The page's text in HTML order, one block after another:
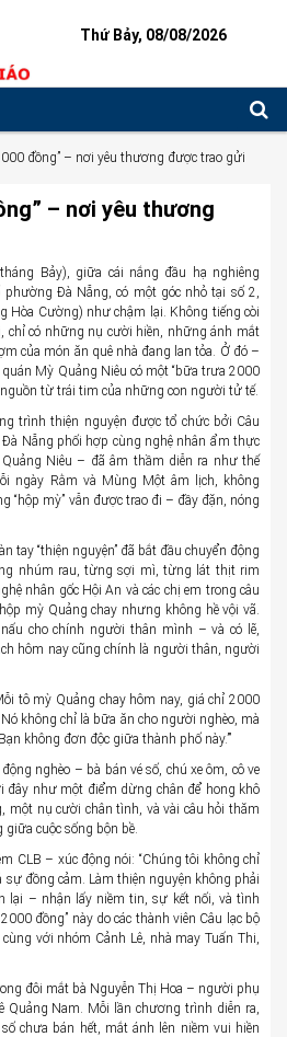
Thứ Bảy, 08/08/2026
đồng” – nơi yêu thương được trao gửi
– nơi yêu thương
Bảy), giữa cái nắng đầu hạ nghiêng
phường Đà Nẵng, có một góc nhỏ tại số 2,
Hòa Cường) như chậm lại. Không tiếng còi
chỉ có những nụ cười hiền, những ánh mắt
của món ăn quê nhà đang lan tỏa. Ở đó –
Mỳ Quảng Niêu có một “bữa trưa 2000
từ trái tim của những con người tử tế.
trình thiện nguyện được tổ chức bởi Câu
Đà Nẵng phối hợp cùng nghệ nhân ẩm thực
Niêu – đã âm thầm diễn ra như thế
ngày Rằm và Mùng Một âm lịch, không
“hộp mỳ” vẫn được trao đi – đầy đặn, nóng
“thiện nguyện” đã bắt đầu chuyển động
nhúm rau, từng sợi mì, từng lát thịt rim
nhân gốc Hội An và các chị em trong câu
mỳ Quảng chay nhưng không hề vội vã.
cho chính người thân mình – và có lẽ,
hôm nay cũng chính là người thân, người
tô mỳ Quảng chay hôm nay, giá chỉ 2000
không chỉ là bữa ăn cho người nghèo, mà
không đơn độc giữa thành phố này.’”
nghèo – bà bán vé số, chú xe ôm, cô ve
đây như một điểm dừng chân để hong khô
một nụ cười chân tình, và vài câu hỏi thăm
cuộc sống bộn bề.
CLB – xúc động nói: “Chúng tôi không chỉ
sự đồng cảm. Làm thiện nguyện không phải
lại – nhận lấy niềm tin, sự kết nối, và tình
đồng” này do các thành viên Câu lạc bộ
với nhóm Cảnh Lê, nhà may Tuấn Thi,
đôi mắt bà Nguyễn Thị Hoa – người phụ
Quảng Nam. Mỗi lần chương trình diễn ra,
chưa bán hết, mắt ánh lên niềm vui hiền